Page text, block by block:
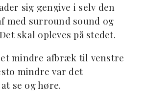
sig gengive i selv den
med surround sound og
skal opleves på stedet.
mindre afbræk til venstre
mindre var det
se og høre.